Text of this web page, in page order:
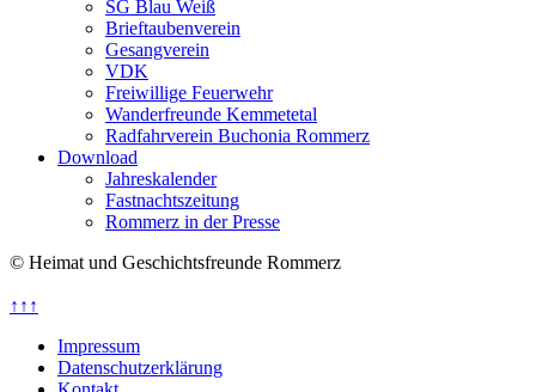
SG Blau Weiß
Brieftaubenverein
Gesangverein
VDK
Freiwillige Feuerwehr
Wanderfreunde Kemmetetal
Radfahrverein Buchonia Rommerz
Download
Jahreskalender
Fastnachtszeitung
Rommerz in der Presse
© Heimat und Geschichtsfreunde Rommerz
↑↑↑
Impressum
Datenschutzerklärung